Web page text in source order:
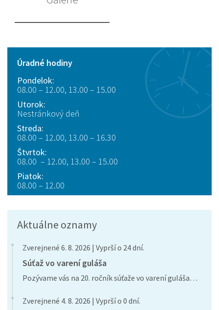
Úradné hodiny
Pondelok:
08.00 – 12.00, 13.00 – 15.00
Utorok:
Nestránkový deň
Streda:
08.00 – 12.00, 13.00 – 16.30
Štvrtok:
08.00 – 12.00, 13.00 – 15.00
Piatok:
08.00 – 12.00
Aktuálne oznamy
Zverejnené 6. 8. 2026 | Vyprší o 24 dní.
Súťaž vo varení guláša
Pozývame vás na 20. ročník súťaže vo varení guláša…
Zverejnené 4. 8. 2026 | Vyprší o 0 dní.